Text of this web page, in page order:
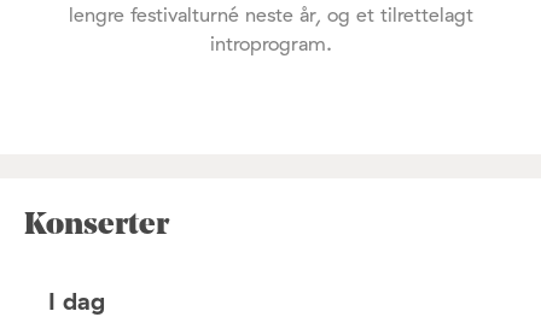
lengre festivalturné neste år, og et tilrettelagt
introprogram.
Konserter
I dag